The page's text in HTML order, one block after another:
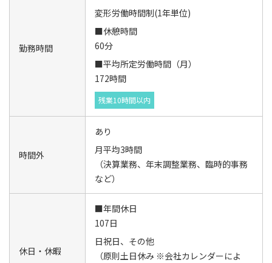
勤務時間
変形労働時間制(1年単位)
■休憩時間
60分
■平均所定労働時間（月）
172時間
残業10時間以内
時間外
あり
月平均3時間
（決算業務、年末調整業務、臨時的事務
など）
休日・休暇
■年間休日
107日
日祝日、その他
（原則土日休み ※会社カレンダーによ